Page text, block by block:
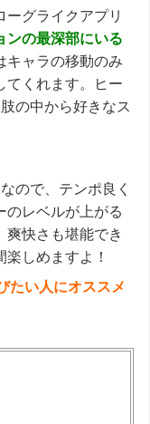
ーグライクアプリ
ンの最深部にいる
キャラの移動のみ
てくれます。ヒー
の中から好きなス
ので、テンポ良く
のレベルが上がる
爽快さも堪能でき
しめますよ！
たい人にオススメ